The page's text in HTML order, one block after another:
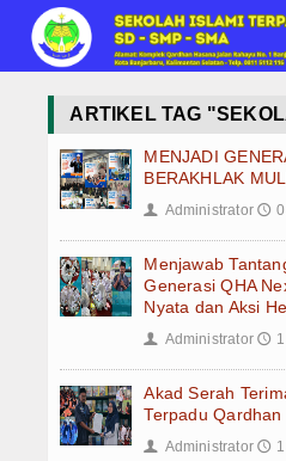
Home
Jenjang Pendidikan
SMAIT
SDIT
Agenda
ARTIKEL TAG
MENJADI
BERAKHLAK
👤 Administrator 🕔
Menjawab
Generasi QHA
Nyata dan Aksi
👤 Administrator 🕔
Akad Serah
Terpadu
👤 Administrator 🕔